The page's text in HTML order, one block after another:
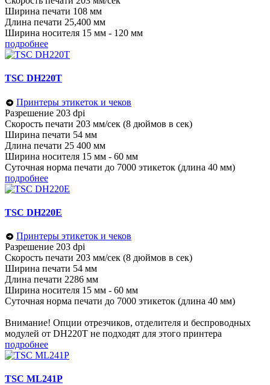
Ширина печати 108 мм
Длина печати 25,400 мм
Ширина носителя 15 мм - 120 мм
подробнее
TSC DH220T
Принтеры этикеток и чеков
Разрешение 203 dpi
Скорость печати 203 мм/сек (8 дюймов в сек)
Ширина печати 54 мм
Длина печати 25 400 мм
Ширина носителя 15 мм - 60 мм
Суточная норма печати до 7000 этикеток (длина 40 мм)
подробнее
TSC DH220E
Принтеры этикеток и чеков
Разрешение 203 dpi
Скорость печати 203 мм/сек (8 дюймов в сек)
Ширина печати 54 мм
Длина печати 2286 мм
Ширина носителя 15 мм - 60 мм
Суточная норма печати до 7000 этикеток (длина 40 мм)
Внимание! Опции отрезчиков, отделителя и беспроводных
модулей от DH220T не подходят для этого принтера
подробнее
TSC ML241P